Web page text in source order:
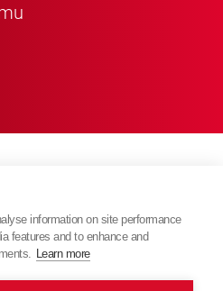
information on site performance
features and to enhance and
Learn more